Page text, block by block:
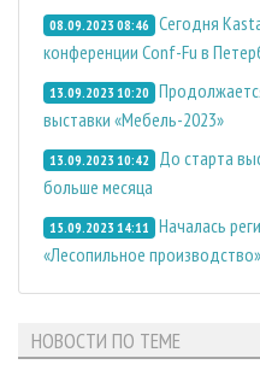
08.09.2023 08:46 Сегодня
конференции Conf-Fu в
13.09.2023 10:20
выставки «Мебель-2023»
13.09.2023 10:42
До старта
больше месяца
15.09.2023 14:11 Началась
«Лесопильное
НОВОСТИ ПО ТЕМЕ